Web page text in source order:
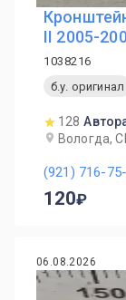
II 2005-
1038216
б.у. оригинал
128
Вологда,
(921) 716-
120
06.08.2026